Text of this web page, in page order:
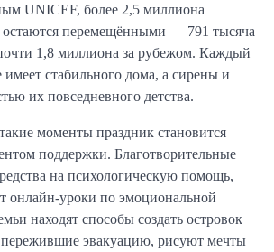
UNICEF, более 2,5 миллиона
остаются перемещёнными — 791 тысяча
1,8 миллиона за рубежом. Каждый
имеет стабильного дома, а сирены и
их повседневного детства.
моменты праздник становится
поддержки. Благотворительные
на психологическую помощь,
онлайн-уроки по эмоциональной
находят способы создать островок
эвакуацию, рисуют мечты